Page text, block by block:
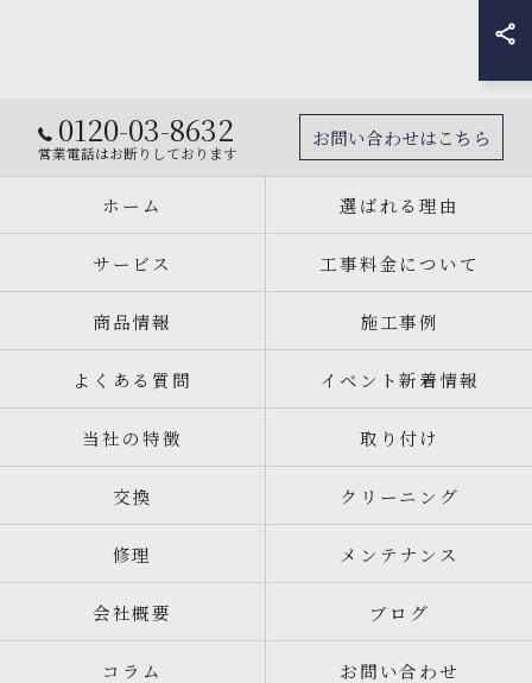
0120-03-8632
営業電話はお断りしております
お問い合わせはこちら
ホーム 選ばれる理由
サービス 工事料金について
商品情報 施工事例
よくある質問 イベント新着情報
当社の特徴 取り付け
交換 クリーニング
修理 メンテナンス
会社概要 ブログ
コラム お問い合わせ